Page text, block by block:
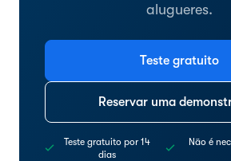
alugueres.
Teste gratuito
Reservar uma
Teste gratuito por 14
dias
Não é